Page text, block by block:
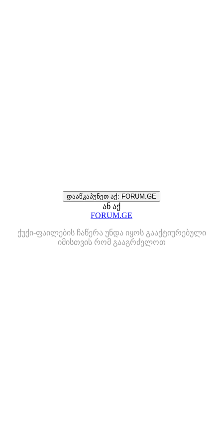
დააწკაპუნეთ აქ: FORUM.GE
ან აქ
FORUM.GE
ქუქი-ფაილების ჩაწერა უნდა იყოს გააქტიურებული
იმისთვის რომ გააგრძელოთ